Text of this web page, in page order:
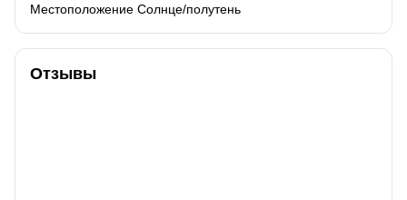
Местоположение Солнце/полутень
Отзывы